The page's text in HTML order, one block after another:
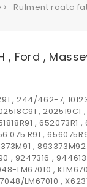
Rulment roata
, Ford ,
, 244/462-7,
,
, 652073R1
075 R91 ,
,
9247316 ,
LM67010 ,
LM67010 ,